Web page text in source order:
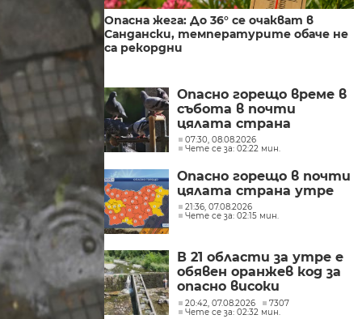
Опасна жега: До 36° се очакват в
Сандански, температурите обаче не
са рекордни
Опасно горещо време в
събота в почти
цялата страна
07:30, 08.08.2026
Чете се за: 02:22 мин.
Опасно горещо в почти
цялата страна утре
21:36, 07.08.2026
Чете се за: 02:15 мин.
В 21 области за утре е
обявен оранжев код за
опасно високи
температури
20:42, 07.08.2026
7307
Чете се за: 02:32 мин.